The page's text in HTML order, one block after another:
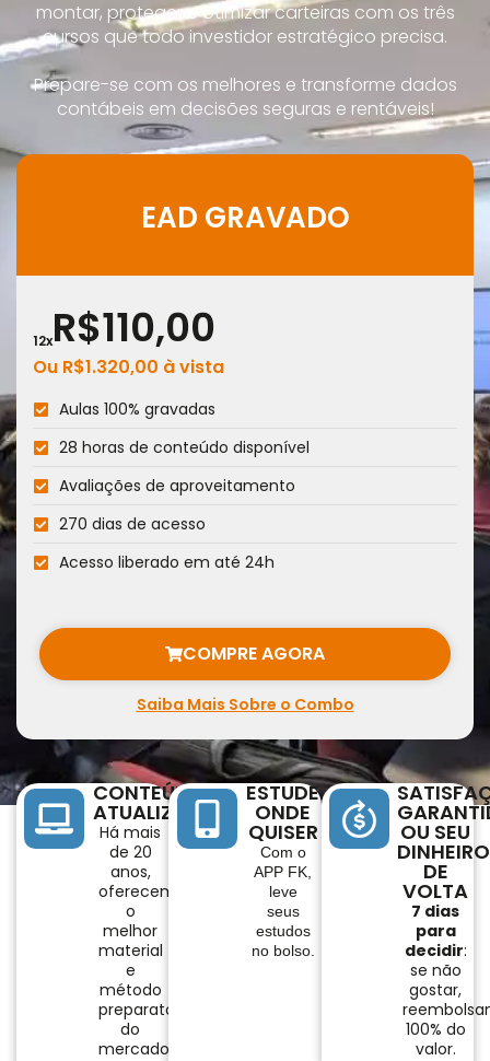
Para empresas
MINHA CONTA
montar, proteger e otimizar carteiras com os três
cursos que todo investidor estratégico precisa.
Prepare-se com os melhores e transforme dados
contábeis em decisões seguras e rentáveis!
EAD GRAVADO
12xR$110,00
Ou R$1.320,00 à vista
Aulas 100% gravadas
28 horas de conteúdo disponível
Avaliações de aproveitamento
270 dias de acesso
Acesso liberado em até 24h
COMPRE AGORA
Saiba Mais Sobre o Combo
CONTEÚDO
ATUALIZADO
Há mais
de 20
anos,
oferecemos
o
melhor
material
e
método
preparatório
do
mercado.
ESTUDE
ONDE
QUISER
Com o
APP FK,
leve
seus
estudos
no bolso.
OU SEU
DINHEIRO
DE
VOLTA
7 dias
para
decidir:
se não
gostar,
100% do
valor.